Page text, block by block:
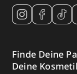
Finde Deine
Deine